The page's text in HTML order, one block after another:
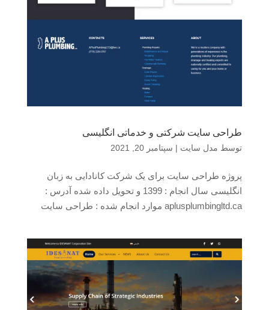
طراحی سایت شرکتی و خدماتی انگلیسی
توسط مدل سایت | سپتامبر 20, 2021
پروژه طراحی سایت برای یک شرکت کانادایی به زبان
انگلیسی سال انجام : 1399 و تحویل داده شده آدرس :
aplusplumbingltd.ca موارد انجام شده : طراحی سایت